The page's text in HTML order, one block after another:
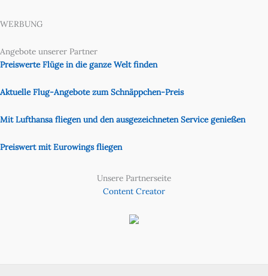
WERBUNG
Angebote unserer Partner
Preiswerte Flüge in die ganze Welt finden
Aktuelle Flug-Angebote zum Schnäppchen-Preis
Mit Lufthansa fliegen und den ausgezeichneten Service genießen
Preiswert mit Eurowings fliegen
Unsere Partnerseite
Content Creator